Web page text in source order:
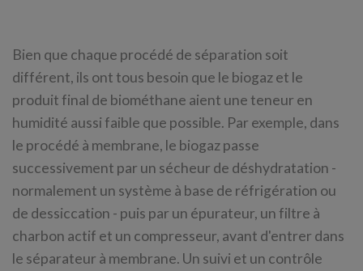
Bien que chaque procédé de séparation soit
différent, ils ont tous besoin que le biogaz et le
produit final de biométhane aient une teneur en
humidité aussi faible que possible. Par exemple, dans
le procédé à membrane, le biogaz passe
successivement par un sécheur de déshydratation -
normalement un système à base de réfrigération ou
de dessiccation - puis par un épurateur, un filtre à
charbon actif et un compresseur, avant d'entrer dans
le séparateur à membrane. Un suivi et un contrôle